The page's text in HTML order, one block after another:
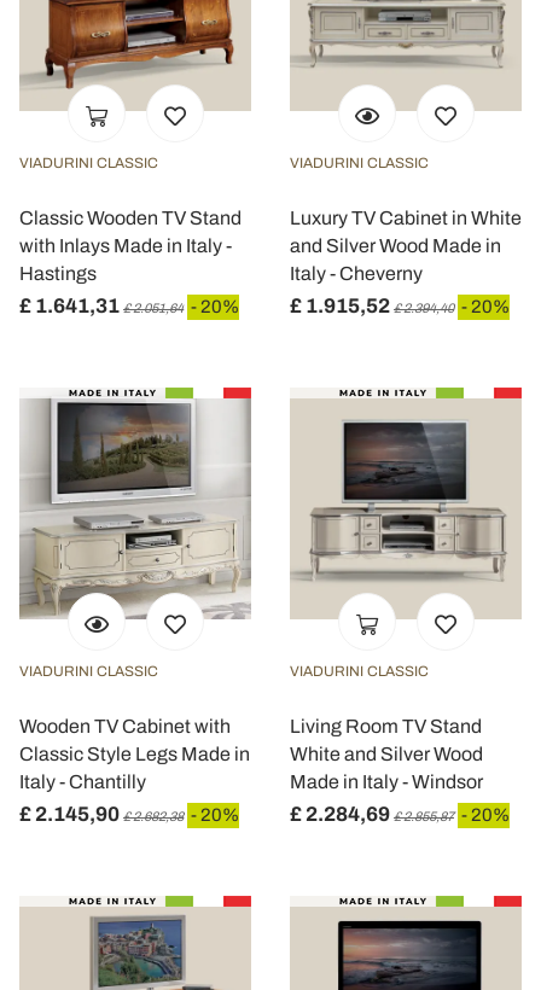
VIADURINI CLASSIC
Classic Wooden TV Stand
with Inlays Made in Italy -
Hastings
£ 1.641,31 £ 2.051,64 - 20%
VIADURINI CLASSIC
Luxury TV Cabinet in White
and Silver Wood Made in
Italy - Cheverny
£ 1.915,52 £ 2.394,40 - 20%
VIADURINI CLASSIC
Wooden TV Cabinet with
Classic Style Legs Made in
Italy - Chantilly
£ 2.145,90 £ 2.682,38 - 20%
VIADURINI CLASSIC
Living Room TV Stand
White and Silver Wood
Made in Italy - Windsor
£ 2.284,69 £ 2.855,87 - 20%